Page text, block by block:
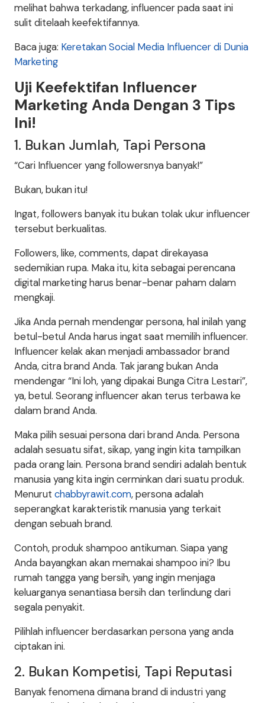
melihat bahwa terkadang, influencer pada saat ini
sulit ditelaah keefektifannya.
Baca juga: Keretakan Social Media Influencer di Dunia
Marketing
Uji Keefektifan Influencer
Marketing Anda Dengan 3 Tips
Ini!
1. Bukan Jumlah, Tapi Persona
“Cari Influencer yang followersnya banyak!”
Bukan, bukan itu!
Ingat, followers banyak itu bukan tolak ukur influencer
tersebut berkualitas.
Followers, like, comments, dapat direkayasa
sedemikian rupa. Maka itu, kita sebagai perencana
digital marketing harus benar-benar paham dalam
mengkaji.
Jika Anda pernah mendengar persona, hal inilah yang
betul-betul Anda harus ingat saat memilih influencer.
Influencer kelak akan menjadi ambassador brand
Anda, citra brand Anda. Tak jarang bukan Anda
mendengar “Ini loh, yang dipakai Bunga Citra Lestari”,
ya, betul. Seorang influencer akan terus terbawa ke
dalam brand Anda.
Maka pilih sesuai persona dari brand Anda. Persona
adalah sesuatu sifat, sikap, yang ingin kita tampilkan
pada orang lain. Persona brand sendiri adalah bentuk
manusia yang kita ingin cerminkan dari suatu produk.
Menurut chabbyrawit.com, persona adalah
seperangkat karakteristik manusia yang terkait
dengan sebuah brand.
Contoh, produk shampoo antikuman. Siapa yang
Anda bayangkan akan memakai shampoo ini? Ibu
rumah tangga yang bersih, yang ingin menjaga
keluarganya senantiasa bersih dan terlindung dari
segala penyakit.
Pilihlah influencer berdasarkan persona yang anda
ciptakan ini.
2. Bukan Kompetisi, Tapi Reputasi
Banyak fenomena dimana brand di industri yang